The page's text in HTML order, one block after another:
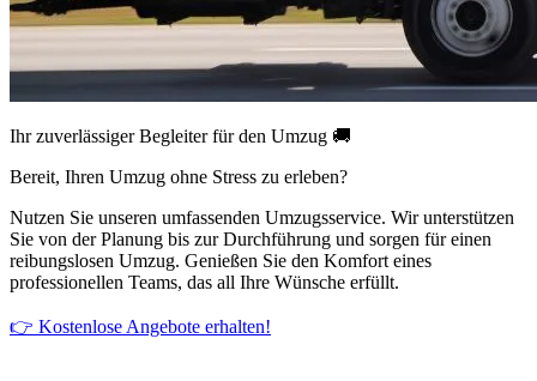
Ihr zuverlässiger Begleiter für den Umzug 🚚
Bereit, Ihren Umzug ohne Stress zu erleben?
Nutzen Sie unseren umfassenden Umzugsservice. Wir unterstützen
Sie von der Planung bis zur Durchführung und sorgen für einen
reibungslosen Umzug. Genießen Sie den Komfort eines
professionellen Teams, das all Ihre Wünsche erfüllt.
👉 Kostenlose Angebote erhalten!